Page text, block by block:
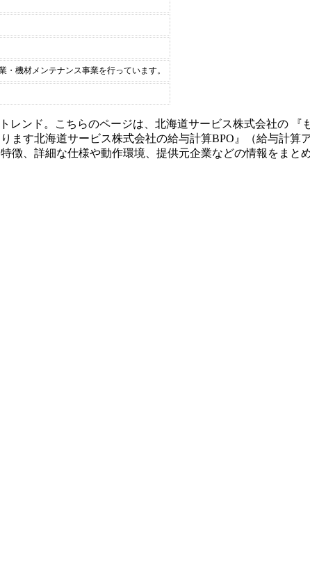
機材メンテナンス事業を行っています。
レンド。こちらのページは、 北海道サービス株式会社の 『
ます北海道サービス株式会社の給与計算BPO 』（給与計算
徴、詳細な仕様や動作環境、提供元企業などの情報をまと